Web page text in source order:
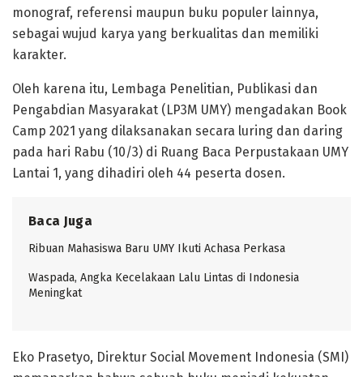
monograf, referensi maupun buku populer lainnya,
sebagai wujud karya yang berkualitas dan memiliki
karakter.
Oleh karena itu, Lembaga Penelitian, Publikasi dan
Pengabdian Masyarakat (LP3M UMY) mengadakan Book
Camp 2021 yang dilaksanakan secara luring dan daring
pada hari Rabu (10/3) di Ruang Baca Perpustakaan UMY
Lantai 1, yang dihadiri oleh 44 peserta dosen.
Baca Juga
Ribuan Mahasiswa Baru UMY Ikuti Achasa Perkasa
Waspada, Angka Kecelakaan Lalu Lintas di Indonesia
Meningkat
Eko Prasetyo, Direktur Social Movement Indonesia (SMI)